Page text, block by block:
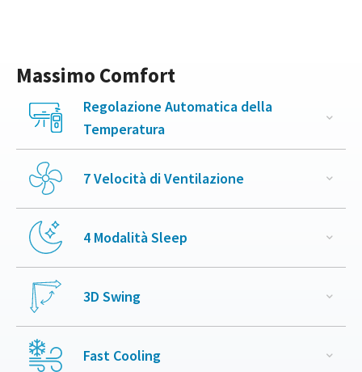
Massimo Comfort
Regolazione Automatica della
Temperatura
7 Velocità di Ventilazione
4 Modalità Sleep
3D Swing
Fast Cooling